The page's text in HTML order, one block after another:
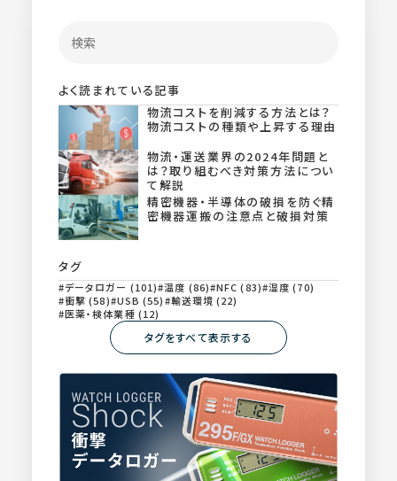
よく読まれている記事
物流コストを削減する方法とは？
物流コストの種類や上昇する理由
物流・運送業界の2024年問題と
は？取り組むべき対策方法につい
て解説
精密機器・半導体の破損を防ぐ精
密機器運搬の注意点と破損対策
タグ
データロガー (101) 温度 (86) NFC (83) 湿度 (70)
衝撃 (58) USB (55)
輸送環境 (22)
医薬・検体業種 (12)
タグをすべて表示する